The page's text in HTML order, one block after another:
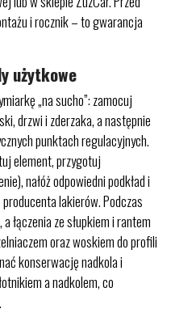
i rocznik – to gwarancja
użytkowe
„na sucho”: zamocuj
drzwi i zderzaka, a następnie
punktach regulacyjnych.
element, przygotuj
nałóż odpowiedni podkład i
lakierów. Podczas
łączenia ze słupkiem i rantem
oraz woskiem do profili
konserwację nadkola i
a nadkolem, co